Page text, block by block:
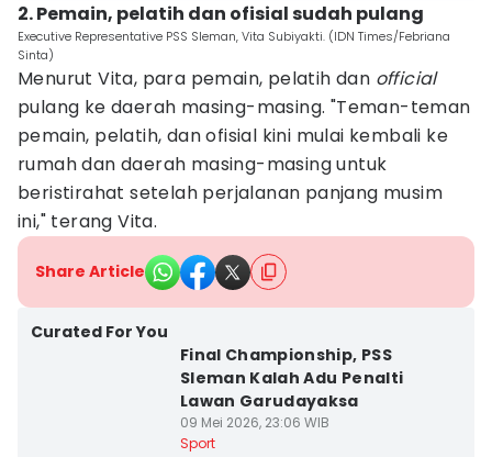
2. Pemain, pelatih dan ofisial sudah pulang
Executive Representative PSS Sleman, Vita Subiyakti. (IDN Times/Febriana
Sinta)
Menurut Vita, para pemain, pelatih dan official
pulang ke daerah masing-masing. "Teman-teman
pemain, pelatih, dan ofisial kini mulai kembali ke
rumah dan daerah masing-masing untuk
beristirahat setelah perjalanan panjang musim
ini," terang Vita.
Share Article
Curated For You
Final Championship, PSS
Sleman Kalah Adu Penalti
Lawan Garudayaksa
09 Mei 2026, 23:06 WIB
Sport